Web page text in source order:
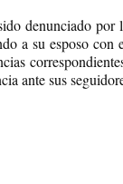
denunciado por
a su esposo con
ante sus